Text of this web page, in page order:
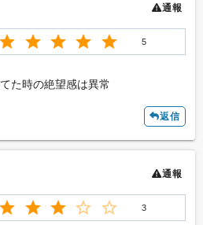
通報
5
た時の絶望感は異常
返信
通報
3